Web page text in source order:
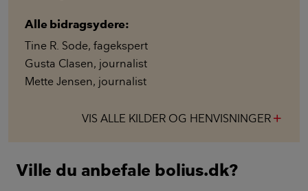
Alle bidragsydere:
Tine R. Sode, fagekspert
Gusta Clasen, journalist
Mette Jensen, journalist
VIS ALLE KILDER OG HENVISNINGER
Ville du anbefale bolius.dk?